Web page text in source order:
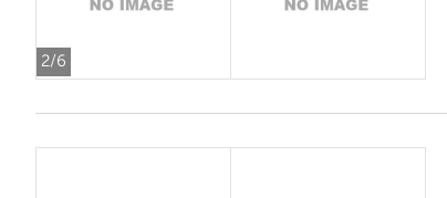
2/6